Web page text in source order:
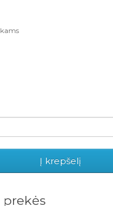
Į krepšelį
prekės